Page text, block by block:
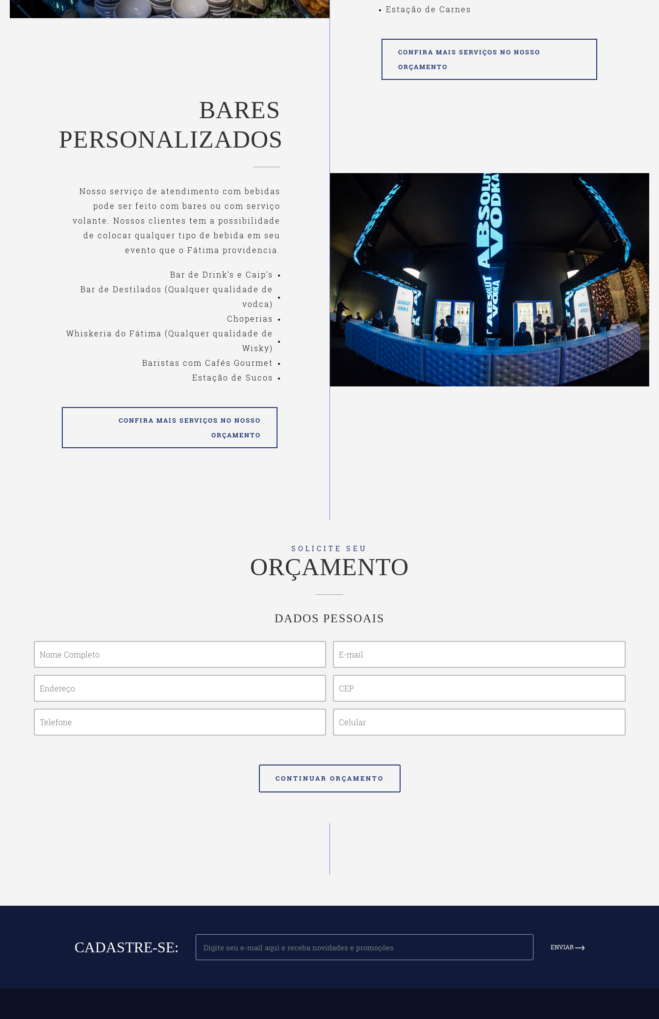
Estação de Carnes
CONFIRA MAIS SERVIÇOS NO NOSSO
ORÇAMENTO
BARES
PERSONALIZADOS
Nosso serviço de atendimento com bebidas
pode ser feito com bares ou com serviço
volante. Nossos clientes tem a possibilidade
de colocar qualquer tipo de bebida em seu
evento que o Fátima providencia.
Bar de Drink’s e Caip’s
Bar de Destilados (Qualquer qualidade de
vodca)
Choperias
Whiskeria do Fátima (Qualquer qualidade de
Wisky)
Baristas com Cafés Gourmet
Estação de Sucos
CONFIRA MAIS SERVIÇOS NO NOSSO
ORÇAMENTO
SOLICITE SEU
ORÇAMENTO
DADOS PESSOAIS
CONTINUAR ORÇAMENTO
CADASTRE-SE: ENVIAR